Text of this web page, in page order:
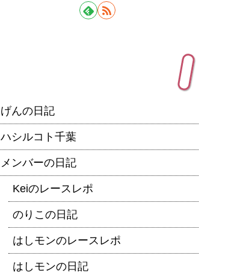
げんの日記
ハシルコト千葉
メンバーの日記
Keiのレースレポ
のりこの日記
はしモンのレースレポ
はしモンの日記